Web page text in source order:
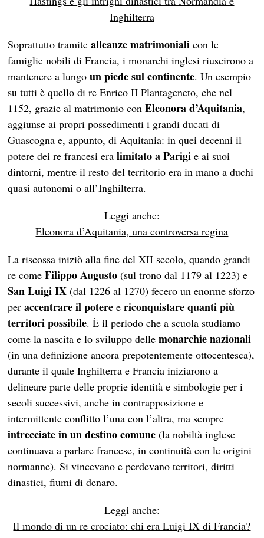
Inghilterra
Soprattutto tramitealleanze matrimoniali con le
famiglie nobili di Francia, i monarchi inglesi riuscirono a
mantenere a lungoun piede sul continente. Un esempio
su tutti è quello di reEnrico II Plantageneto, che nel
1152, grazie al matrimonio conEleonora d’Aquitania,
aggiunse ai propri possedimenti i grandi ducati di
Guascogna e, appunto, di Aquitania: in quei decenni il
potere dei re francesi eralimitato a Parigi e ai suoi
dintorni, mentre il resto del territorio era in mano a duchi
quasi autonomi o all’Inghilterra.
Leggi anche:
Eleonora d’Aquitania, una controversa regina
La riscossa iniziò alla fine del XII secolo, quando grandi
re comeFilippo Augusto (sul trono dal 1179 al 1223) e
San Luigi IX (dal 1226 al 1270) fecero un enorme sforzo
peraccentrare il potere ericonquistare quanti più
territori possibile. È il periodo che a scuola studiamo
come la nascita e lo sviluppo dellemonarchie nazionali
(in una definizione ancora prepotentemente ottocentesca),
durante il quale Inghilterra e Francia iniziarono a
delineare parte delle proprie identità e simbologie per i
secoli successivi, anche in contrapposizione e
intermittente conflitto l’una con l’altra, ma sempre
intrecciate in un destino comune (la nobiltà inglese
continuava a parlare francese, in continuità con le origini
normanne). Si vincevano e perdevano territori, diritti
dinastici, fiumi di denaro.
Leggi anche:
Il mondo di un re crociato: chi era Luigi IX di Francia?